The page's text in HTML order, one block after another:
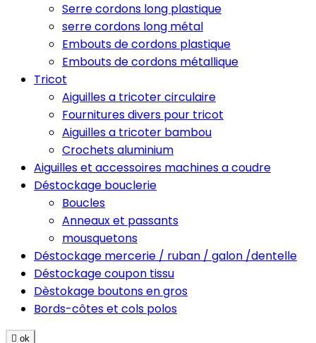
Serre cordons long plastique
serre cordons long métal
Embouts de cordons plastique
Embouts de cordons métallique
Tricot
Aiguilles a tricoter circulaire
Fournitures divers pour tricot
Aiguilles a tricoter bambou
Crochets aluminium
Aiguilles et accessoires machines a coudre
Déstockage bouclerie
Boucles
Anneaux et passants
mousquetons
Déstockage mercerie / ruban / galon /dentelle
Déstockage coupon tissu
Dèstokage boutons en gros
Bords-côtes et cols polos
 ok